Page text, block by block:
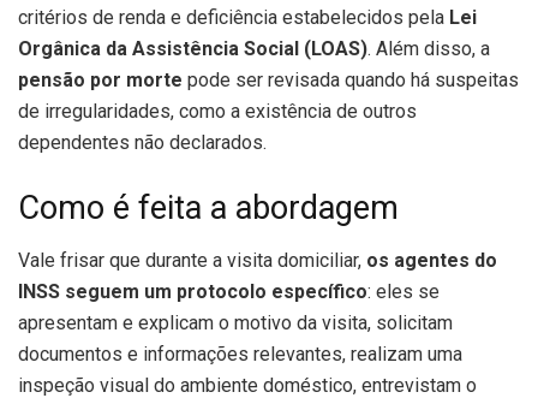
critérios de renda e deficiência estabelecidos pela Lei
Orgânica da Assistência Social (LOAS). Além disso, a
pensão por morte pode ser revisada quando há suspeitas
de irregularidades, como a existência de outros
dependentes não declarados.
Como é feita a abordagem
Vale frisar que durante a visita domiciliar, os agentes do
INSS seguem um protocolo específico: eles se
apresentam e explicam o motivo da visita, solicitam
documentos e informações relevantes, realizam uma
inspeção visual do ambiente doméstico, entrevistam o